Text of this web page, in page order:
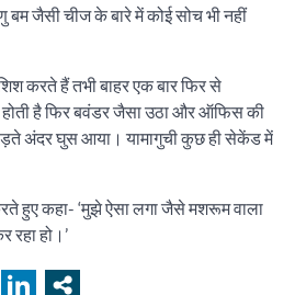
जैसी चीज के बारे में कोई सोच भी नहीं
करते हैं तभी बाहर एक बार फिर से
होती है फिर बवंडर जैसा उठा और ऑफिस की
अंदर घुस आया। यामागुची कुछ ही सेकेंड में
हुए कहा- ‘मुझे ऐसा लगा जैसे मशरूम वाला
रहा हो।’